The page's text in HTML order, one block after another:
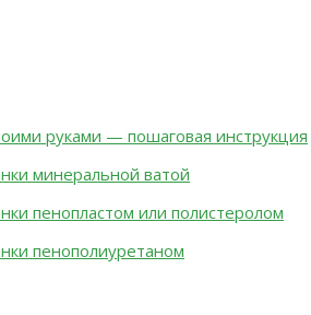
руками — пошаговая инструкция
минеральной ватой
пенопластом или полистеролом
пенополиуретаном